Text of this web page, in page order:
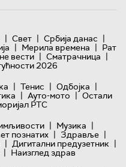
| Свет | Србија данас |
| Мерила времена | Рат
вести | Сматрачница |
2026
| Тенис | Одбојка |
| Ауто-мото | Остали
РТС
| Музика |
познатих | Здравље |
| Дигитални предузетник |
| Наизглед здрав